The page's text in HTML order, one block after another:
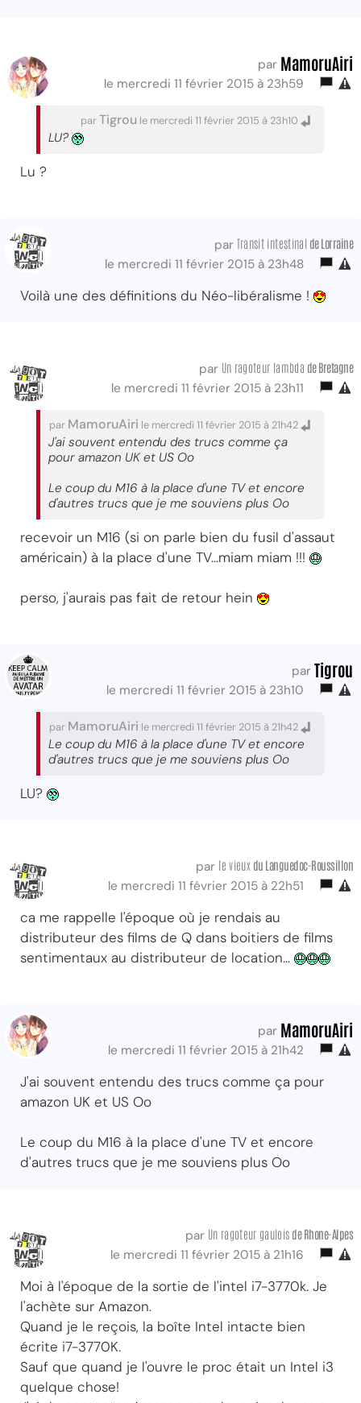
par MamoruAiri
le mercredi 11 février 2015 à 23h59
parTigrou le mercredi 11 février 2015 à 23h10
LU?
Lu ?
par Transit intestinal de Lorraine
le mercredi 11 février 2015 à 23h48
Voilà une des définitions du Néo-libéralisme !
par Un ragoteur lambda de Bretagne
le mercredi 11 février 2015 à 23h11
par MamoruAiri le mercredi 11 février 2015 à 21h42
J'ai souvent entendu des trucs comme ça
pour amazon UK et US Oo
Le coup du M16 à la place d'une TV et encore
d'autres trucs que je me souviens plus Oo
recevoir un M16 (si on parle bien du fusil d'assaut
américain) à la place d'une TV...miam miam !!!
perso, j'aurais pas fait de retour hein
par Tigrou
le mercredi 11 février 2015 à 23h10
par MamoruAiri le mercredi 11 février 2015 à 21h42
Le coup du M16 à la place d'une TV et encore
d'autres trucs que je me souviens plus Oo
LU?
par le vieux du Languedoc-Roussillon
le mercredi 11 février 2015 à 22h51
ca me rappelle l'époque où je rendais au
distributeur des films de Q dans boitiers de films
sentimentaux au distributeur de location...
par MamoruAiri
le mercredi 11 février 2015 à 21h42
J'ai souvent entendu des trucs comme ça pour
amazon UK et US Oo
Le coup du M16 à la place d'une TV et encore
d'autres trucs que je me souviens plus Oo
par Un ragoteur gaulois de Rhone-Alpes
le mercredi 11 février 2015 à 21h16
Moi à l'époque de la sortie de l'intel i7-3770k. Je
l'achète sur Amazon.
Quand je le reçois, la boîte Intel intacte bien
écrite i7-3770K.
Sauf que quand je l'ouvre le proc était un Intel i3
quelque chose!